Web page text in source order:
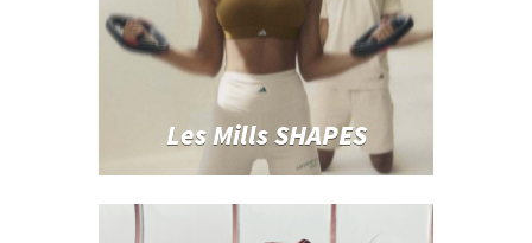
Les Mills SHAPES